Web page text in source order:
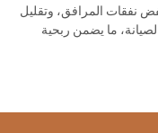
نفقات المرافق، وتقليل
ما يضمن ربحية